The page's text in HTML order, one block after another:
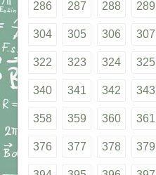
286 287 288 289
304 305 306 307
322 323 324 325
340 341 342 343
358 359 360 361
376 377 378 379